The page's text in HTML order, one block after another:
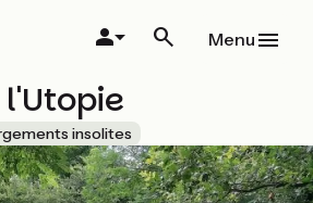
Menu
l'Utopie
insolites